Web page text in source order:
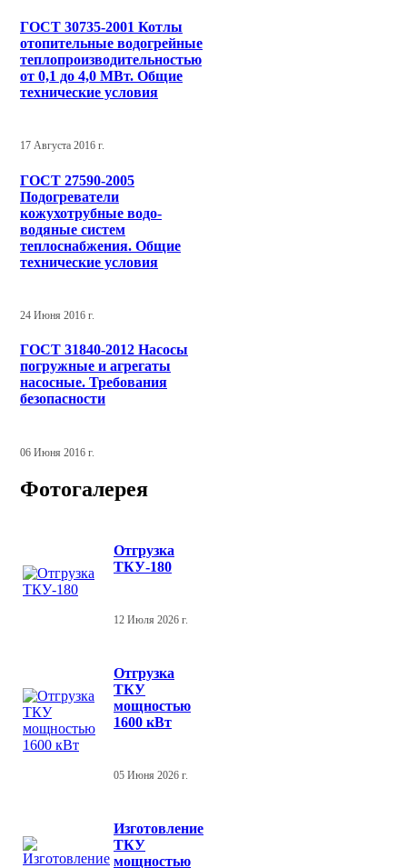
ГОСТ 30735-2001 Котлы
отопительные водогрейные
теплопроизводительностью
от 0,1 до 4,0 МВт. Общие
технические условия
17 Августа 2016 г.
ГОСТ 27590-2005
Подогреватели
кожухотрубные водо-
водяные систем
теплоснабжения. Общие
технические условия
24 Июня 2016 г.
ГОСТ 31840-2012 Насосы
погружные и агрегаты
насосные. Требования
безопасности
06 Июня 2016 г.
Фотогалерея
Отгрузка
ТКУ-180
12 Июля 2026 г.
Отгрузка
ТКУ
мощностью
1600 кВт
05 Июня 2026 г.
Изготовление
ТКУ
мощностью